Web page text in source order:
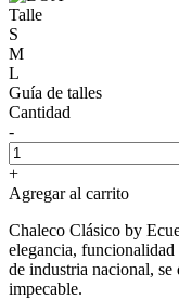
Talle
S
M
L
Guía de talles
Cantidad
-
+
Agregar al carrito
Chaleco Clásico by
elegancia,
de industria nacional, se
impecable.